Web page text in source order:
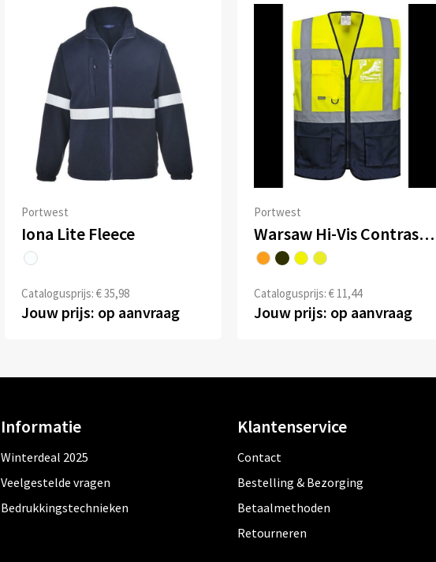
Portwest
Iona Lite Fleece
Catalogusprijs: € 35,98
Jouw prijs: op aanvraag
Portwest
Warsaw Hi-Vis Contrast Executive Vest
Catalogusprijs: € 11,44
Jouw prijs: op aanvraag
Informatie
Winterdeal 2025
Veelgestelde vragen
Bedrukkingstechnieken
Klantenservice
Contact
Bestelling & Bezorging
Betaalmethoden
Retourneren